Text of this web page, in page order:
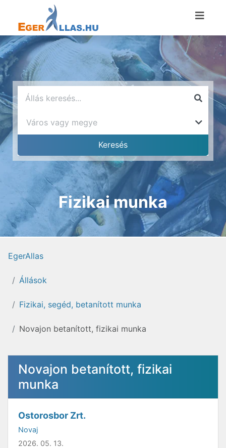
Fizikai munka
EgerAllas
Állások
Fizikai, segéd, betanított munka
Novajon betanított, fizikai munka
Novajon betanított, fizikai
munka
Ostorosbor Zrt.
Novaj
2026. 05. 13.